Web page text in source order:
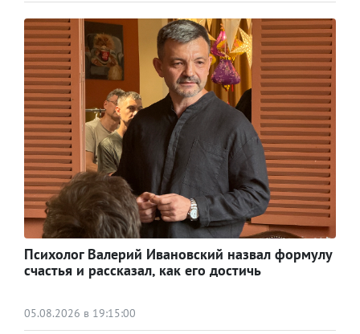
Психолог Валерий Ивановский назвал формулу
счастья и рассказал, как его достичь
05.08.2026 в 19:15:00